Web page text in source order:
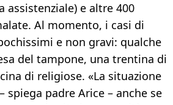
assistenziale) e altre 400
Al momento, i casi di
e non gravi: qualche
del tampone, una trentina di
di religiose. «La situazione
spiega padre Arice – anche se